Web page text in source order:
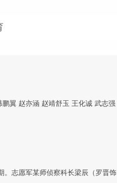
鹏翼 赵亦涵 赵靖舒玉 王化诚 武志强
志愿军某师侦察科长梁辰（罗晋